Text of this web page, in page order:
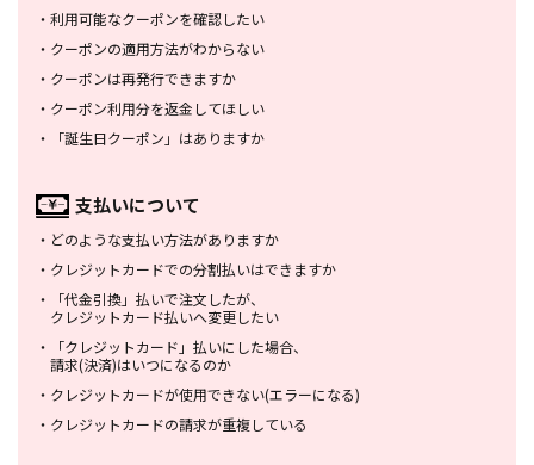
・ 利用可能なクーポンを確認したい
・ クーポンの適用方法がわからない
・ クーポンは再発行できますか
・ クーポン利用分を返金してほしい
・
「誕生日クーポン」はありますか
支払いについて
・ どのような支払い方法がありますか
・ クレジットカードでの分割払いはできますか
・
「代金引換」払いで注文したが、
クレジットカード払いへ変更したい
・
「クレジットカード」払いにした場合、
請求(決済)はいつになるのか
・ クレジットカードが使用できない(エラーになる)
・ クレジットカードの請求が重複している